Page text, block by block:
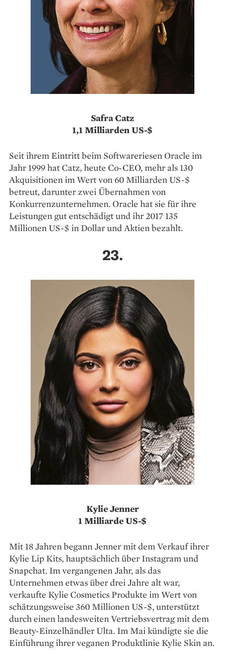
Safra Catz
1,1 Milliarden US-$
Seit ihrem Eintritt beim Softwareriesen Oracle im
Jahr 1999 hat Catz, heute Co-CEO, mehr als 130
Akquisitionen im Wert von 60 Milliarden US-$
betreut, darunter zwei Übernahmen von
Konkurrenzunternehmen. Oracle hat sie für ihre
Leistungen gut entschädigt und ihr 2017 135
Millionen US-$ in Dollar und Aktien bezahlt.
23.
Kylie Jenner
1 Milliarde US-$
Mit 18 Jahren begann Jenner mit dem Verkauf ihrer
Kylie Lip Kits, hauptsächlich über Instagram und
Snapchat. Im vergangenen Jahr, als das
Unternehmen etwas über drei Jahre alt war,
verkaufte Kylie Cosmetics Produkte im Wert von
schätzungsweise 360 Millionen ­US-$, unterstützt
durch einen landesweiten Vertriebsvertrag mit dem
Beauty-Einzelhändler Ulta. Im Mai kündigte sie die
Einführung ihrer veganen Produktlinie Kylie Skin an.